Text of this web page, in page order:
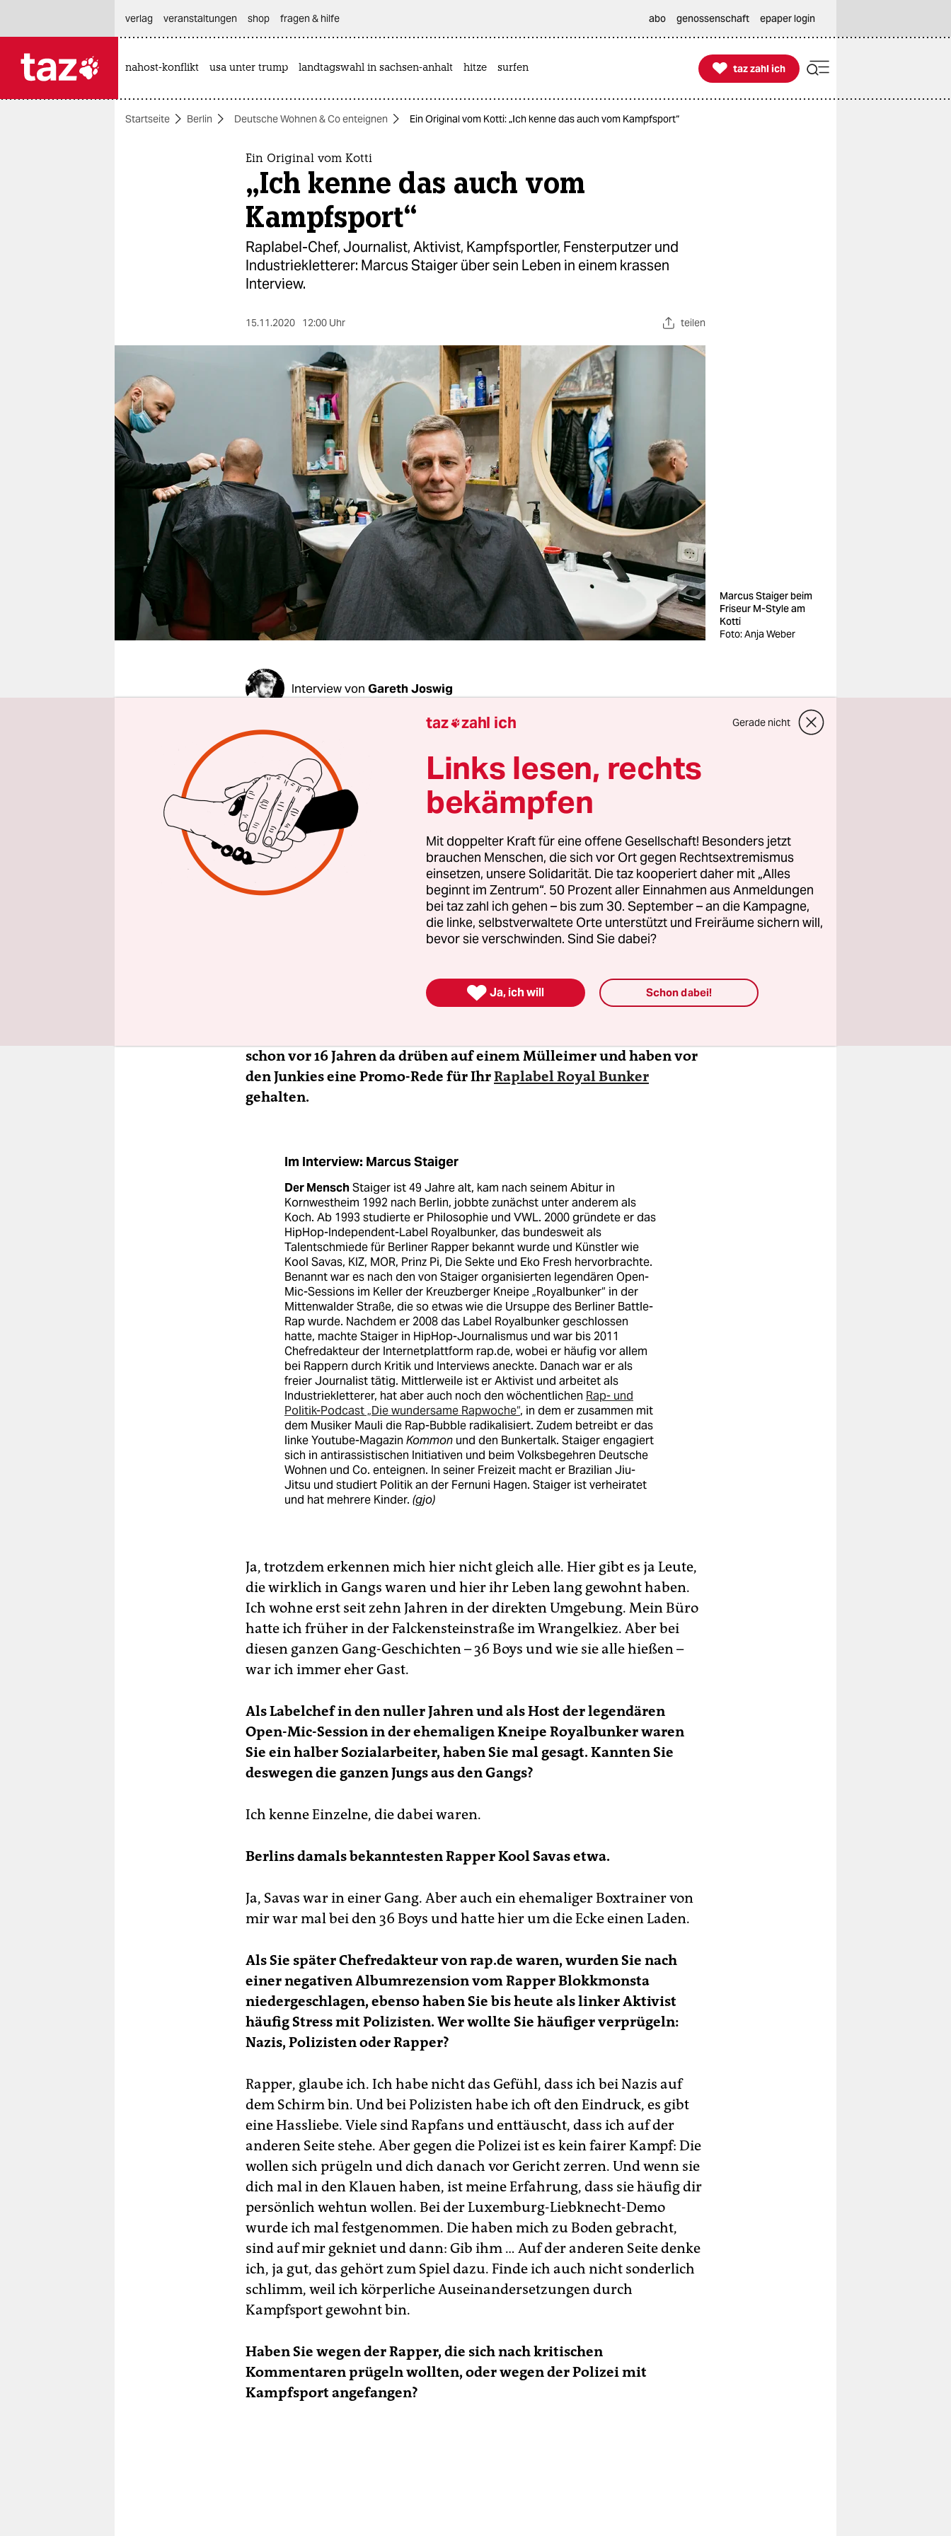
themen
nord
wahrheit
verlag
verlag
veranstaltungen
shop
fragen & hilfe
unterstützen
genossenschaft
epaper login
verlag
veranstaltungen shop fragen & hilfe abo genossenschaft epaper login
nahost-konflikt usa unter trump landtagswahl in sachsen-anhalt hitze surfen 
taz zahl ich
taz zahl ich
Startseite Berlin Deutsche Wohnen & Co enteignen Ein Original vom Kotti: „Ich kenne das auch vom Kampfsport“
Ein Original vom Kotti
„Ich kenne das auch vom
Kampfsport“
Raplabel-Chef, Journalist, Aktivist, Kampfsportler, Fensterputzer und
Industriekletterer: Marcus Staiger über sein Leben in einem krassen
Interview.
15.11.2020 12:00 Uhr teilen
Marcus Staiger beim
Friseur M-Style am
Kotti
Foto: Anja Weber
Interview von Gareth Joswig
Wir treffen uns am Kotti. Fürs Interview muss Marcus Staiger vor dem
Sozialpalast über der Adalbertstraße das Fotomodell geben. Er ist sich
nicht zu schade, einen Handstand vorzuführen. Währenddessen
kommt zufällig ein Bekannter vorbei und fragt, wie es ihm gehe. Alles
gut! Und bei dir? Wir setzen uns in der noch warmen Oktober-Sonne vor
die Bäckerei Simitdchi, trinken Çai. Dreimal im anderthalbstündigen
Gespräch kommen Leute vorbei, smalltalken mit Staiger und fragen,
wie es ihm geht. Alles gut! Und dir?
taz: Herr Staiger, hier am Kotti kommen Sie offenbar keine fünf
Doch, doch.
schon vor 16 Jahren da drüben auf einem Mülleimer und haben vor
den Junkies eine Promo-Rede für IhrRap­label Royal­ Bunker
gehalten.
Im Interview: Marcus Staiger
Der MenschStaiger ist 49 Jahre alt, kam nach seinem Abitur in
Kornwestheim 1992 nach Berlin, jobbte zunächst unter anderem als
Koch. Ab 1993 studierte er Philosophie und VWL. 2000 gründete er das
HipHop-Independent-Label Royalbunker, das bundesweit als
Talentschmiede für Berliner Rapper bekannt wurde und Künstler wie
Kool Savas, KIZ, MOR, Prinz Pi, Die Sekte und Eko Fresh hervorbrachte.
Benannt war es nach den von Staiger organisierten legendären Open-
Mic-Sessions im Keller der Kreuzberger Kneipe „Royalbunker“ in der
Mittenwalder Straße, die so etwas wie die Ursuppe des Berliner Battle-
Rap wurde. Nachdem er 2008 das Label Royalbunker geschlossen
hatte, machte Staiger in HipHop-Journalismus und war bis 2011
Chefredakteur der Internetplattform rap.de, wobei er häufig vor allem
bei Rappern durch Kritik und Interviews aneckte. Danach war er als
freier Journalist tätig. Mittlerweile ist er Aktivist und arbeitet als
Industriekletterer, hat aber auch noch den wöchentlichen Rap- und
Politik-Podcast „Die wundersame Rapwoche“, in dem er zusammen mit
dem Musiker Mauli die Rap-Bubble radikalisiert. Zudem betreibt er das
linke Youtube-Magazin Kommon und den Bunkertalk. Staiger engagiert
sich in antirassistischen Initiativen und beim Volksbegehren Deutsche
Wohnen und Co. enteignen. In seiner Freizeit macht er Brazilian Jiu-
Jitsu und studiert Politik an der Fernuni Hagen. Staiger ist verheiratet
und hat mehrere Kinder. (gjo)
Ja, trotzdem erkennen mich hier nicht gleich alle. Hier gibt es ja Leute,
die wirklich in Gangs waren und hier ihr Leben lang gewohnt haben.
Ich wohne erst seit zehn Jahren in der direkten Umgebung. Mein Büro
hatte ich früher in der Falckensteinstraße im Wrangelkiez. Aber bei
diesen ganzen Gang-Geschichten – 36 Boys und wie sie alle hießen –
war ich immer eher Gast.
Als Labelchef in den nuller Jahren und als Host der legendären
Open-Mic-Session in der ehemaligen Kneipe Royalbunker waren
Sie ein halber Sozialarbeiter, haben Sie mal gesagt. Kannten Sie
deswegen die ganzen Jungs aus den Gangs?
Ich kenne Einzelne, die dabei waren.
Berlins damals bekanntesten Rapper Kool Savas etwa.
Ja, Savas war in einer Gang. Aber auch ein ehemaliger Boxtrainer von
mir war mal bei den 36 Boys und hatte hier um die Ecke einen Laden.
Als Sie später Chefredakteur von rap.de waren, wurden Sie nach
einer negativen Albumrezension vom Rapper Blokkmonsta
niedergeschlagen, ebenso haben Sie bis heute als linker Aktivist
häufig Stress mit Polizisten. Wer wollte Sie häufiger verprügeln:
Nazis, Polizisten oder Rapper?
Rapper, glaube ich. Ich habe nicht das Gefühl, dass ich bei Nazis auf
dem Schirm bin. Und bei Polizisten habe ich oft den Eindruck, es gibt
eine Hassliebe. Viele sind Rapfans und enttäuscht, dass ich auf der
anderen Seite stehe. Aber gegen die Polizei ist es kein fairer Kampf: Die
wollen sich prügeln und dich danach vor Gericht zerren. Und wenn sie
dich mal in den Klauen haben, ist meine Erfahrung, dass sie häufig dir
persönlich wehtun wollen. Bei der Luxemburg-Liebknecht-Demo
wurde ich mal festgenommen. Die haben mich zu Boden gebracht,
sind auf mir gekniet und dann: Gib ihm … Auf der anderen Seite denke
ich, ja gut, das gehört zum Spiel dazu. Finde ich auch nicht sonderlich
schlimm, weil ich körperliche Auseinandersetzungen durch
Kampfsport gewohnt bin.
Haben Sie wegen der Rapper, die sich nach kritischen
Kommentaren prügeln wollten, oder wegen der Polizei mit
Kampfsport angefangen?
taz zahl ich Gerade nicht
Links lesen, rechts
bekämpfen
Mit doppelter Kraft für eine offene Gesellschaft! Besonders jetzt
brauchen Menschen, die sich vor Ort gegen Rechtsextremismus
einsetzen, unsere Solidarität. Die taz kooperiert daher mit „Alles
beginnt im Zentrum“. 50 Prozent aller Einnahmen aus Anmeldungen
bei taz zahl ich gehen – bis zum 30. September – an die Kampagne,
die linke, selbstverwaltete Orte unterstützt und Freiräume sichern will,
bevor sie verschwinden. Sind Sie dabei?
 Ja, ich will Schon dabei!